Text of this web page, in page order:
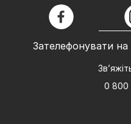
Зателефонувати
0 800
facebook